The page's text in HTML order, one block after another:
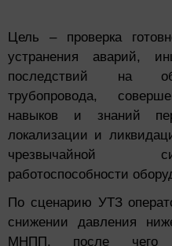
Цель – проверка
устранения аварий,
последствий на
трубопровода,
навыков и знаний
локализации и
чрезвычайной
работоспособности
По сценарию УТЗ
снижении давления
МНПП, после